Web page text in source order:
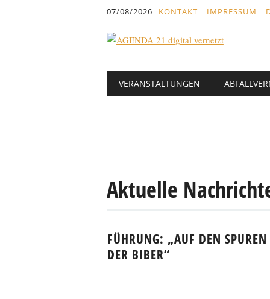
07/08/2026 KONTAKT IMPRESSUM
Hauptmenü
Abbrechen
VERANSTALTUNGEN
Aktuelle
FÜHRUNG: „AUF DEN SPUREN
DER BIBER“